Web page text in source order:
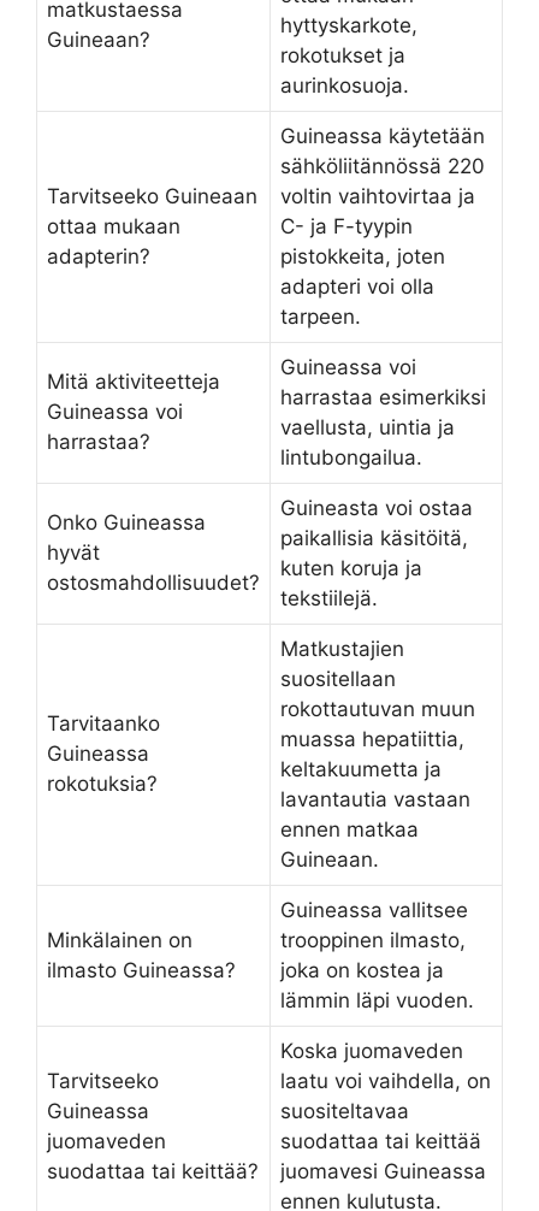
matkustaessa
Guineaan?
hyttyskarkote,
rokotukset ja
aurinkosuoja.
Tarvitseeko Guineaan
ottaa mukaan
adapterin?
Guineassa käytetään
sähköliitännössä 220
voltin vaihtovirtaa ja
C- ja F-tyypin
pistokkeita, joten
adapteri voi olla
tarpeen.
Mitä aktiviteetteja
Guineassa voi
harrastaa?
Guineassa voi
harrastaa esimerkiksi
vaellusta, uintia ja
lintubongailua.
Onko Guineassa
hyvät
ostosmahdollisuudet?
Guineasta voi ostaa
paikallisia käsitöitä,
kuten koruja ja
tekstiilejä.
Tarvitaanko
Guineassa
rokotuksia?
Matkustajien
suositellaan
rokottautuvan muun
muassa hepatiittia,
keltakuumetta ja
lavantautia vastaan
ennen matkaa
Guineaan.
Minkälainen on
ilmasto Guineassa?
Guineassa vallitsee
trooppinen ilmasto,
joka on kostea ja
lämmin läpi vuoden.
Tarvitseeko
Guineassa
juomaveden
suodattaa tai keittää?
Koska juomaveden
laatu voi vaihdella, on
suositeltavaa
suodattaa tai keittää
juomavesi Guineassa
ennen kulutusta.